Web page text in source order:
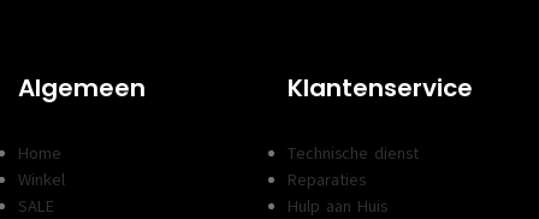
Algemeen
Home
Winkel
SALE
Klantenservice
Technische dienst
Reparaties
Hulp aan Huis